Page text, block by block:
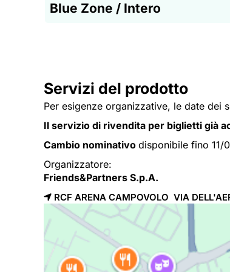
Blue Zone / Intero
Servizi del prodotto
Per esigenze organizzative, le date dei
Il servizio di rivendita per biglietti già
Cambio nominativo disponibile fino 11/
Organizzatore:
Friends&Partners S.p.A.
RCF ARENA CAMPOVOLO VIA